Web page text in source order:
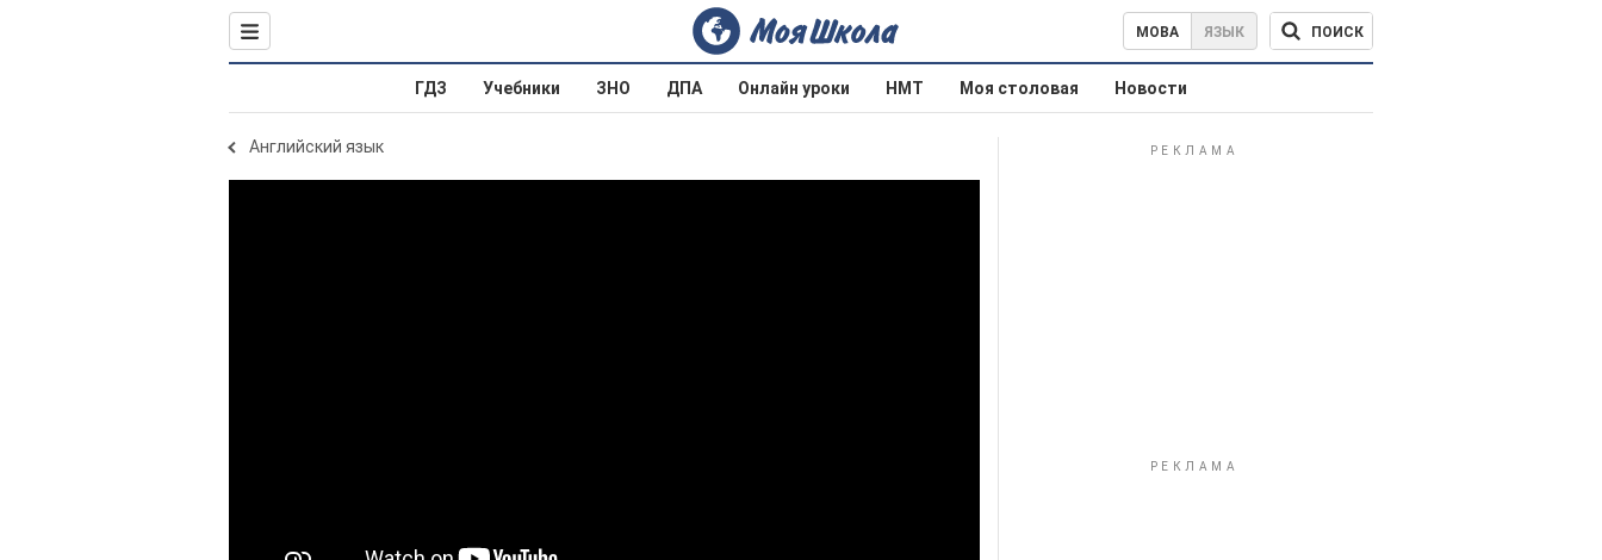
МОВА ЯЗЫК ПОИСК
ГДЗ Учебники ЗНО ДПА Онлайн уроки НМТ Моя столовая Новости
Английский язык